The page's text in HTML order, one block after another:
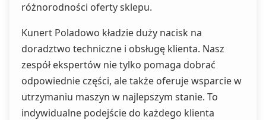
różnorodności oferty sklepu.
Kunert Poladowo kładzie duży nacisk na
doradztwo techniczne i obsługę klienta. Nasz
zespół ekspertów nie tylko pomaga dobrać
odpowiednie części, ale także oferuje wsparcie w
utrzymaniu maszyn w najlepszym stanie. To
indywidualne podejście do każdego klienta